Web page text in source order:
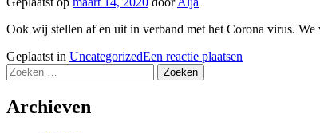
Ook wij stellen af en uit in verband met het Corona virus. We
Geplaatst in UncategorizedEen reactie plaatsen
Zoeken
naar:
Archieven